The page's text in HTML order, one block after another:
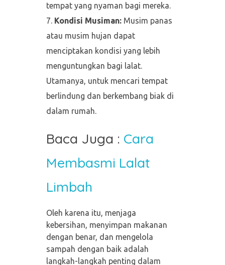
tempat yang nyaman bagi mereka.
Kondisi Musiman:Musim panas
atau musim hujan dapat
menciptakan kondisi yang lebih
menguntungkan bagi lalat.
Utamanya, untuk mencari tempat
berlindung dan berkembang biak di
dalam rumah.
Baca Juga : Cara
Membasmi Lalat
Limbah
Oleh karena itu, menjaga
kebersihan, menyimpan makanan
dengan benar, dan mengelola
sampah dengan baik adalah
langkah-langkah penting dalam